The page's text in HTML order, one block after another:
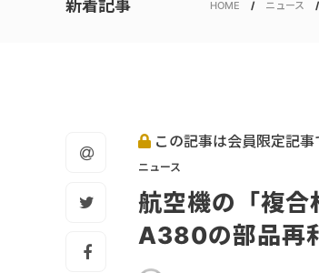
新着記事 HOME ニュース
この記事は会員限定記事
ニュース
航空機の「複合
A380の部品再